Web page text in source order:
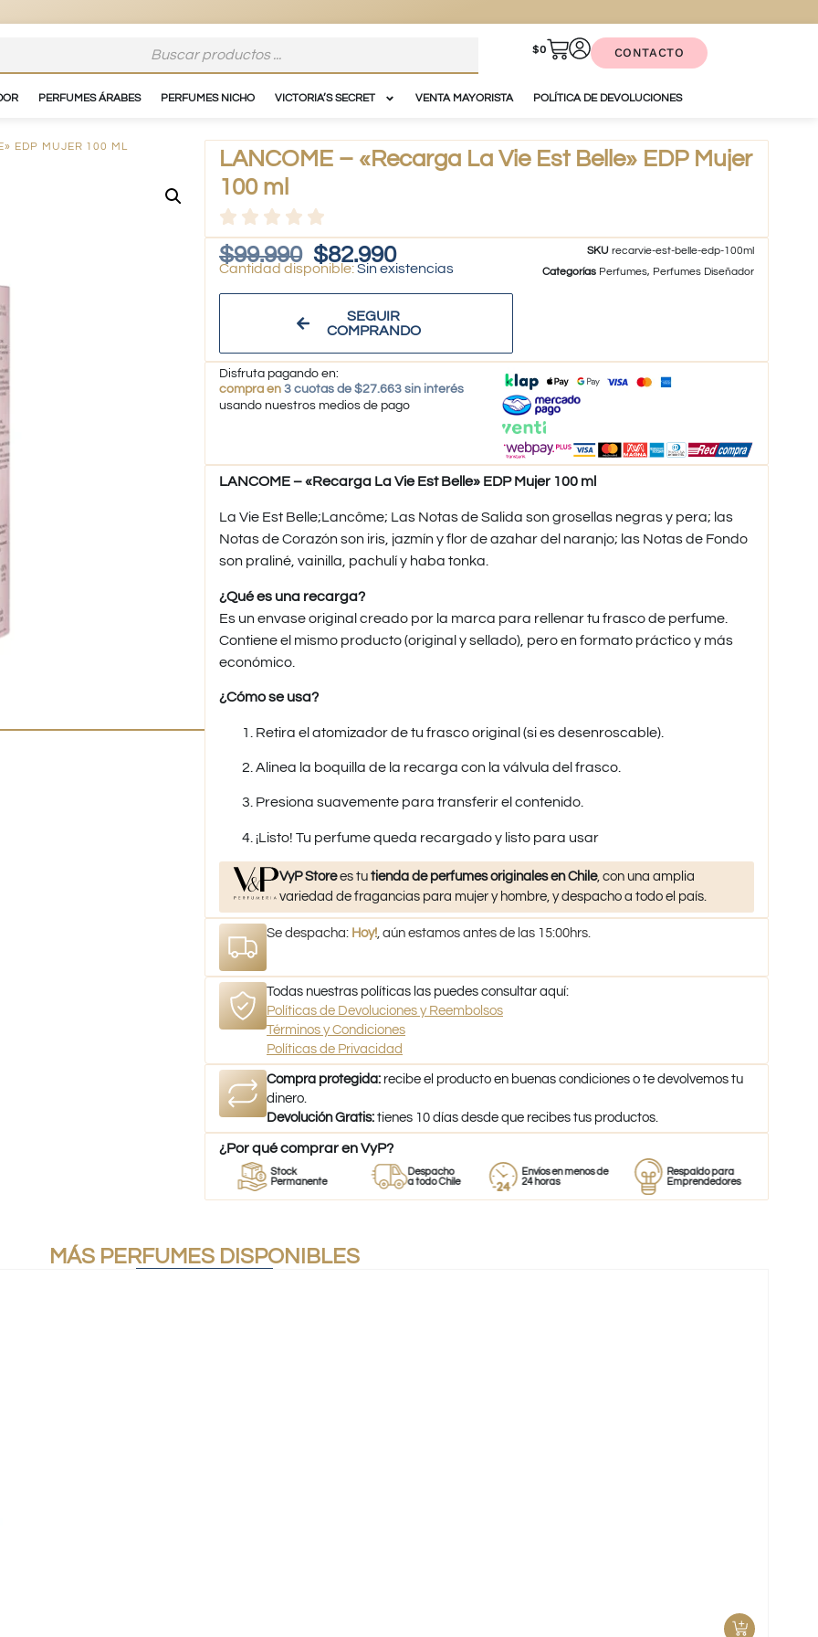
$0 CONTACTO
PERFUMES ÁRABES PERFUMES NICHO VICTORIA’S SECRET VENTA MAYORISTA POLÍTICA DE DEVOLUCIONES
EDP MUJER 100 ML
LANCOME – «Recarga La Vie Est Belle» EDP Mujer
100 ml
$99.990 $82.990
Sin existencias
SEGUIR
COMPRANDO
SKUrecarvie-est-belle-edp-100ml
Categorías Perfumes, Perfumes Diseñador
Disfruta pagando en:
compra en 3 cuotas de $27.663 sin interés
usando nuestros medios de pago
LANCOME – «Recarga La Vie Est Belle» EDP Mujer 100 ml
La Vie Est Belle;Lancôme; Las Notas de Salida son grosellas negras y pera; las
Notas de Corazón son iris, jazmín y flor de azahar del naranjo; las Notas de Fondo
son praliné, vainilla, pachulí y haba tonka.
¿Qué es una recarga?
Es un envase original creado por la marca para rellenar tu frasco de perfume.
Contiene el mismo producto (original y sellado), pero en formato práctico y más
económico.
¿Cómo se usa?
Retira el atomizador de tu frasco original (si es desenroscable).
Alinea la boquilla de la recarga con la válvula del frasco.
Presiona suavemente para transferir el contenido.
¡Listo! Tu perfume queda recargado y listo para usar
VyP Storees tutienda de perfumes originales en Chile, con una amplia
variedad de fragancias para mujer y hombre, y despacho a todo el país.
Se despacha: Hoy!, aún estamos antes de las 15:00hrs.
Todas nuestras políticas las puedes consultar aquí:
Políticas de Devoluciones y Reembolsos
Términos y Condiciones
Políticas de Privacidad
Compra protegida: recibe el producto en buenas condiciones o te devolvemos tu
dinero.
Devolución Gratis: tienes 10 días desde que recibes tus productos.
¿Por qué comprar en VyP?
Stock
Permanente
Despacho
a todo Chile
Envíos en menos de
24 horas
Respaldo para
Emprendedores
MÁS PERFUMES DISPONIBLES